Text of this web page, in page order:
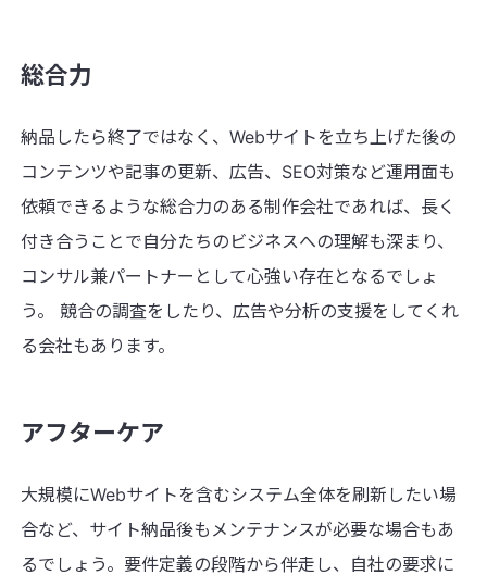
総合力
納品したら終了ではなく、Webサイトを立ち上げた後の
コンテンツや記事の更新、広告、SEO対策など運用面も
依頼できるような総合力のある制作会社であれば、長く
付き合うことで自分たちのビジネスへの理解も深まり、
コンサル兼パートナーとして心強い存在となるでしょ
う。 競合の調査をしたり、広告や分析の支援をしてくれ
る会社もあります。
アフターケア
大規模にWebサイトを含むシステム全体を刷新したい場
合など、サイト納品後もメンテナンスが必要な場合もあ
るでしょう。要件定義の段階から伴走し、自社の要求に